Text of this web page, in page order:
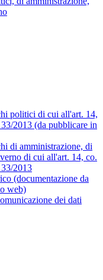
politici di cui all'art. 14,
2013 (da pubblicare in
di amministrazione, di
di cui all'art. 14, co.
2013
(documentazione da
web)
dei dati